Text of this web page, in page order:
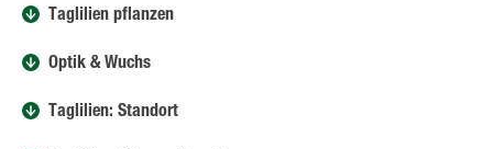
Taglilien pflanzen
Optik & Wuchs
Taglilien: Standort